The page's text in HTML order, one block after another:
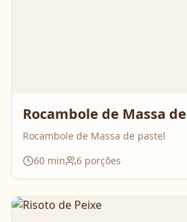
Rocambole de Massa
Rocambole de Massa de pastel
60 min 6 porções